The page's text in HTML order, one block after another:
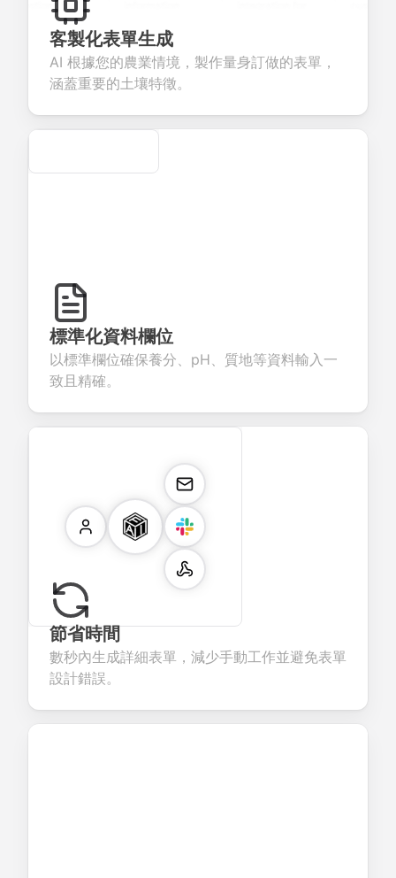
valuable
about
products or
seamless
account
creation.
candidate
客製化表單生成
AI 根據您的農業情境，製作量身訂做的表單，
涵蓋重要的土壤特徵。
Secure
標準化資料欄位
以標準欄位確保養分、pH、質地等資料輸入一
致且精確。
節省時間
數秒內生成詳細表單，減少手動工作並避免表單
設計錯誤。